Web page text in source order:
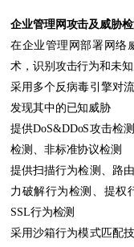
企业管理网攻击及威胁检
在企业管理网部署网络
术，识别攻击行为和未
采用多个反病毒引擎对
发现其中的已知威胁
提供DoS&DDoS攻击检
检测、非标准协议检测
提供扫描行为检测、路
力破解行为检测、提权
SSL行为检测
采用沙箱行为模式匹配